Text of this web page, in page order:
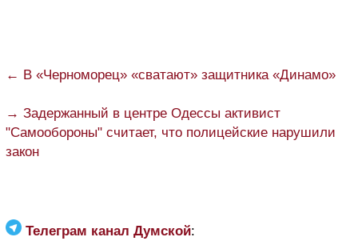
← В «Черноморец» «сватают» защитника «Динамо»
→ Задержанный в центре Одессы активист
"Самообороны" считает, что полицейские нарушили
закон
Телеграм канал Думской: